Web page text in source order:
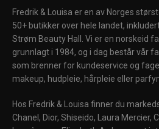
Fredrik & Louisa er en av Norges
50+ butikker over hele landet,
Strøm Beauty Hall. Vi er en norskeid
grunnlagt i 1984, og i dag består vår
som brenner for kundeservice og
makeup, hudpleie, hårpleie eller
Hos Fredrik & Louisa finner du
Chanel, Dior, Shiseido, Laura Mercier,